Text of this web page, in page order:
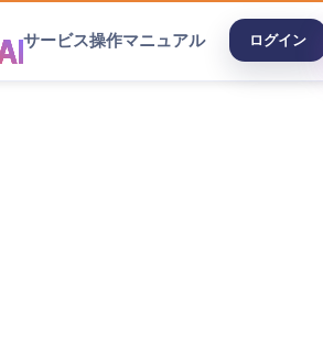
サービス操作マニュアル ログイン